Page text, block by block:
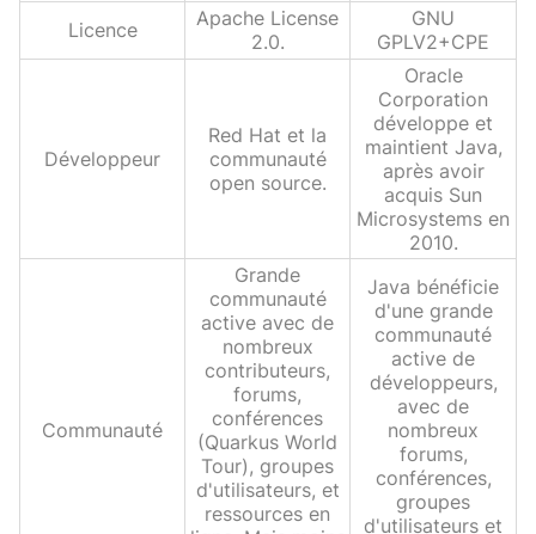
Licence
Apache License
2.0.
GNU
GPLV2+CPE
Développeur
Red Hat et la
communauté
open source.
Oracle
Corporation
développe et
maintient Java,
après avoir
acquis Sun
Microsystems en
2010.
Communauté
Grande
communauté
active avec de
nombreux
contributeurs,
forums,
conférences
(Quarkus World
Tour), groupes
d'utilisateurs, et
ressources en
Java bénéficie
d'une grande
communauté
active de
développeurs,
avec de
nombreux
forums,
conférences,
groupes
d'utilisateurs et